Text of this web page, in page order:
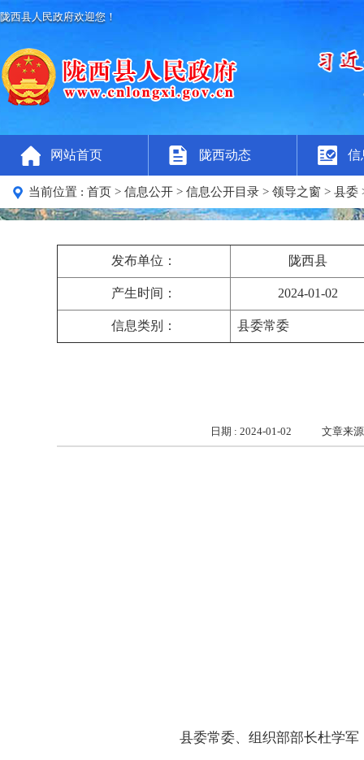
陇西县人民政府欢迎您！
网站首页 陇西动态 信
当前位置 : 首页 > 信息公开 > 信息公开目录 > 领导之窗 > 县委
发布单位： 陇西县
产生时间： 2024-01-02
信息类别： 县委常委
日期 : 2024-01-02 文章来
县委常委、组织部部长杜学